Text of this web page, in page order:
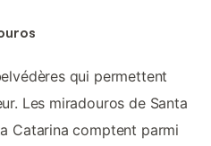
qui permettent
Les miradouros de Santa
Catarina comptent parmi